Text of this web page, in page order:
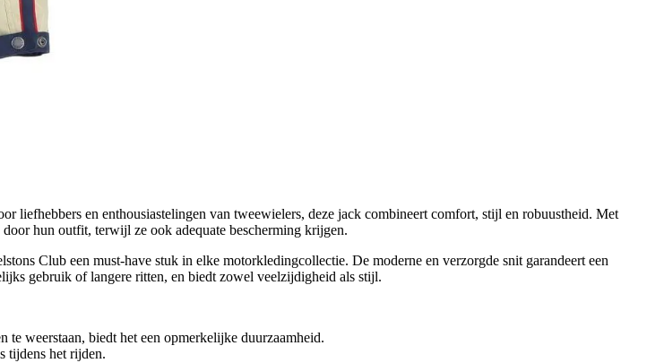
liefhebbers en enthousiastelingen van tweewielers, deze jack combineert comfort, stijl en robuustheid. Met
hun outfit, terwijl ze ook adequate bescherming krijgen.
Club een must-have stuk in elke motorkledingcollectie. De moderne en verzorgde snit garandeert een
gebruik of langere ritten, en biedt zowel veelzijdigheid als stijl.
weerstaan, biedt het een opmerkelijke duurzaamheid.
tijdens het rijden.